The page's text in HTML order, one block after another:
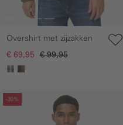
Overshirt met zijzakken
€ 69,95 € 99,95
-30%
overslaan